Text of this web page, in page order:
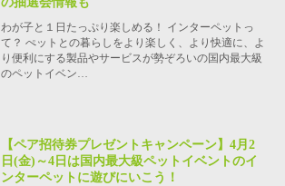
わが子と１日たっぷり楽しめる！ インターペットっ
て？ ぺットとの暮らしをより楽しく、より快適に、よ
り便利にする製品やサービスが勢ぞろいの国内最大級
のペットイベン…
【ペア招待券プレゼントキャンペーン】4月2
日(金)～4日は国内最大級ペットイベントのイ
ンターペットに遊びにいこう！